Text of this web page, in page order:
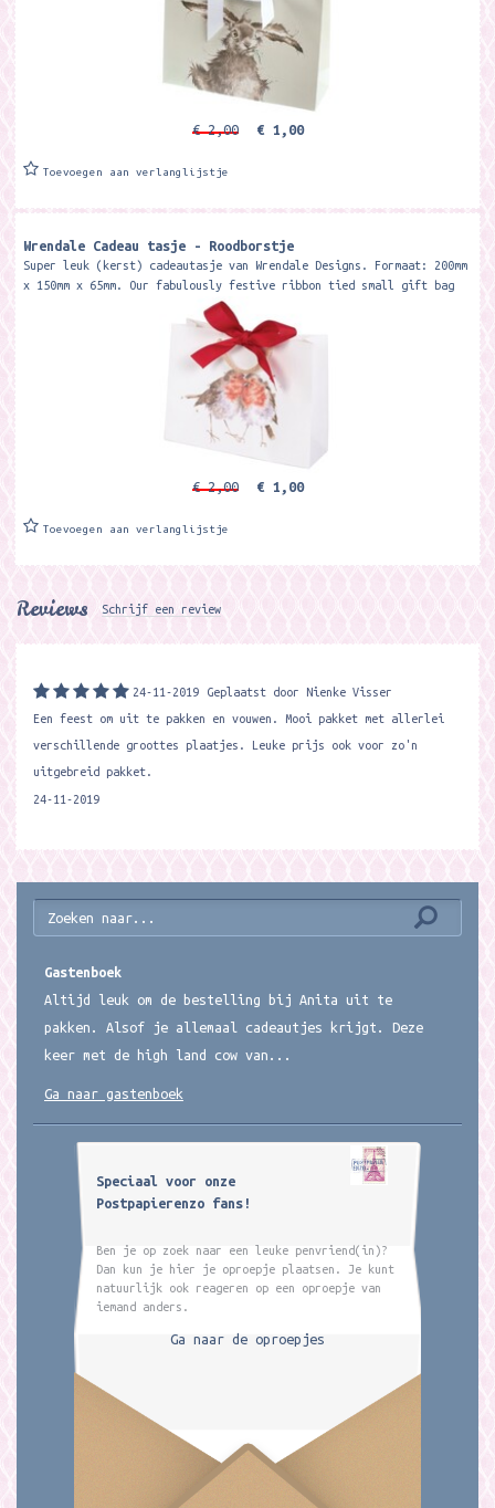
€ 2,00 € 1,00
Toevoegen aan verlanglijstje
Wrendale Cadeau tasje - Roodborstje
Super leuk (kerst) cadeautasje van Wrendale Designs. Formaat: 200mm
x 150mm x 65mm. Our fabulously festive ribbon tied small gift bag
€ 2,00 € 1,00
Toevoegen aan verlanglijstje
Reviews Schrijf een review
24-11-2019
Geplaatst door Nienke Visser
Een feest om uit te pakken en vouwen. Mooi pakket met allerlei
verschillende groottes plaatjes. Leuke prijs ook voor zo'n
uitgebreid pakket.
24-11-2019
Gastenboek
Altijd leuk om de bestelling bij Anita uit te
pakken. Alsof je allemaal cadeautjes krijgt. Deze
keer met de high land cow van...
Ga naar gastenboek
Speciaal voor onze
Postpapierenzo fans!
Ben je op zoek naar een leuke penvriend(in)?
Dan kun je hier je oproepje plaatsen. Je kunt
natuurlijk ook reageren op een oproepje van
iemand anders.
Ga naar de oproepjes